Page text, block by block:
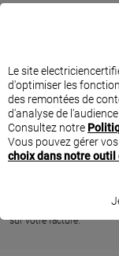
électrique du logement.
grâce à la mesure
Une fois les appareils
Control, il est très simple
suivant un planning ou
eau ou de la recharge de
niveau d'ouverture des
pleinement des heures
appareils énergivores
au bon moment, sans
Legrand d'efficacité
chez vous pour
sur votre facture.
Le site
d'optimiser les
des remontées de
d'analyse de
Consultez notre
Vous pouvez gérer
choix dans notre outil